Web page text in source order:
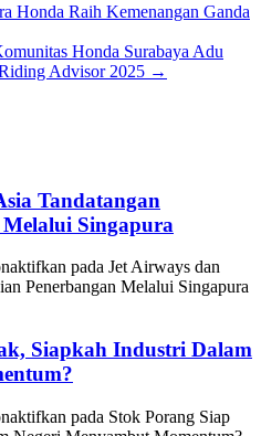
Honda Raih Kemenangan Ganda
Honda Surabaya Adu
Advisor 2025 →
Tandatangan
Singapura
pada Jet Airways dan
Penerbangan Melalui Singapura
Siapkah Industri Dalam
pada Stok Porang Siap